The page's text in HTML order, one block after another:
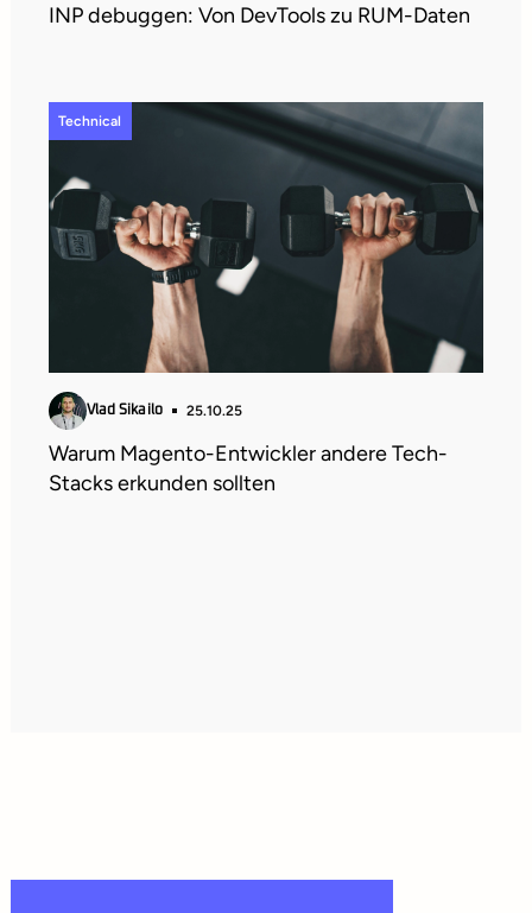
INP debuggen: Von DevTools zu RUM-Daten
Technical
Vlad Sikailo 25.10.25
Warum Magento-Entwickler andere Tech-
Stacks erkunden sollten